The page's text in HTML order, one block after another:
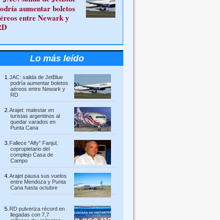
aumentar boletos
entre Newark y
Lo más leído
JAC: salida de JetBlue
podría aumentar boletos
aéreos entre Newark y
RD
Arajet: malestar en
turistas argentinos al
quedar varados en
Punta Cana
Fallece “Alfy” Fanjul,
copropietario del
complejo Casa de
Campo
Arajet pausa sus vuelos
entre Mendoza y Punta
Cana hasta octubre
RD pulveriza récord en
llegadas con 7,7